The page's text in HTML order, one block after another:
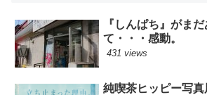
『しんぱち』がま
て・・・感動。
431 views
純喫茶ヒッピー写